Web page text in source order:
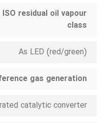
residual oil vapour
class
As LED (red/green)
gas generation
catalytic converter